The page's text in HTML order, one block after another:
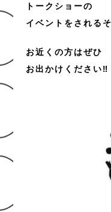
トークショーの
イベントをされる
お近くの方はぜひ
お出かけください‼